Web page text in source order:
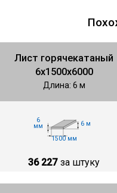
Лист горячекатаный
6х1500х6000
Длина: 6 м
6
мм
6 м
1500 мм
36 227 за штуку